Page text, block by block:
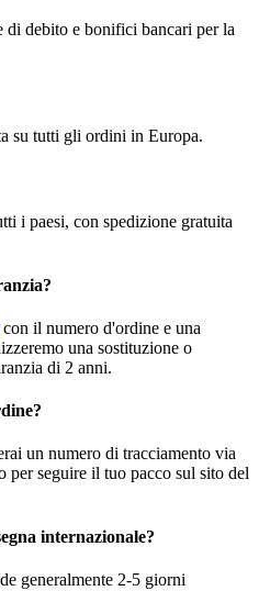
di debito e bonifici bancari per la
su tutti gli ordini in Europa.
i paesi, con spedizione gratuita
con il numero d'ordine e una
una sostituzione o
di 2 anni.
un numero di tracciamento via
per seguire il tuo pacco sul sito del
internazionale?
generalmente 2-5 giorni